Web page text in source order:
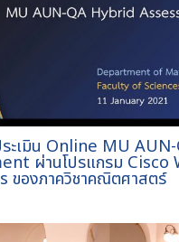
ระเมิน Online MU
ผ่านโปรแกรม Cisco
ของภาควิชาคณิตศาสตร์